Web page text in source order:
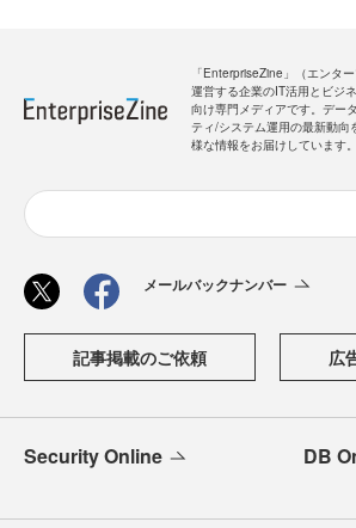
「EnterpriseZine」（エンタ
運営する企業のIT活用とビジ
向け専門メディアです。デー
ティ/システム運用の最新動向
様な情報をお届けしています。
メールバックナンバー
記事掲載のご依頼 広
Security Online DB